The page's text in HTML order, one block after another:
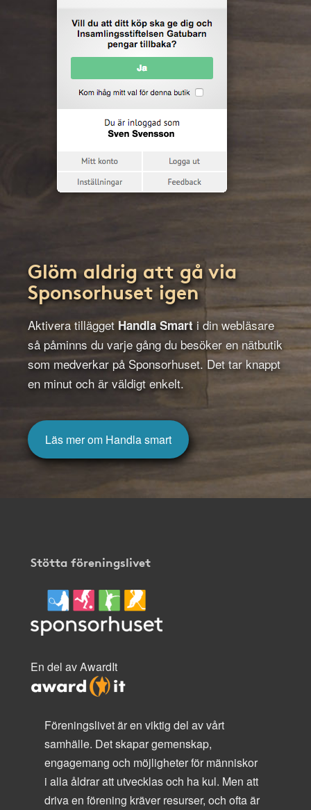
Glöm aldrig att gå via
Sponsorhuset igen
Aktivera tillägget Handla Smarti din webläsare
så påminns du varje gång du besöker en nätbutik
som medverkar på Sponsorhuset. Det tar knappt
en minut och är väldigt enkelt.
Läs mer om Handla smart
Stötta föreningslivet
En del av AwardIt
Föreningslivet är en viktig del av vårt
samhälle. Det skapar gemenskap,
engagemang och möjligheter för människor
i alla åldrar att utvecklas och ha kul. Men att
driva en förening kräver resurser, och ofta är